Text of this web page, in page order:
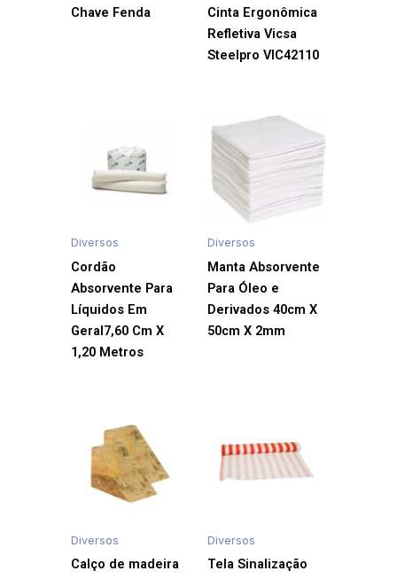
Chave Fenda
Cinta Ergonômica
Refletiva Vicsa
Steelpro VIC42110
Diversos
Cordão
Absorvente Para
Líquidos Em
Geral7,60 Cm X
1,20 Metros
Diversos
Manta Absorvente
Para Óleo e
Derivados 40cm X
50cm X 2mm
Diversos
Calço de madeira
Diversos
Tela Sinalização